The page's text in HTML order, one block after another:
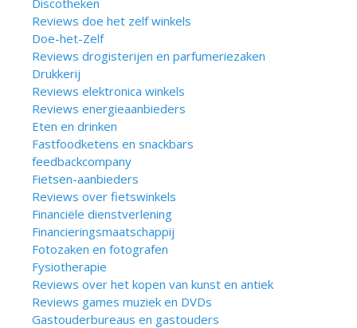
Discotheken
Reviews doe het zelf winkels
Doe-het-Zelf
Reviews drogisterijen en parfumeriezaken
Drukkerij
Reviews elektronica winkels
Reviews energieaanbieders
Eten en drinken
Fastfoodketens en snackbars
feedbackcompany
Fietsen-aanbieders
Reviews over fietswinkels
Financiële dienstverlening
Financieringsmaatschappij
Fotozaken en fotografen
Fysiotherapie
Reviews over het kopen van kunst en antiek
Reviews games muziek en DVDs
Gastouderbureaus en gastouders